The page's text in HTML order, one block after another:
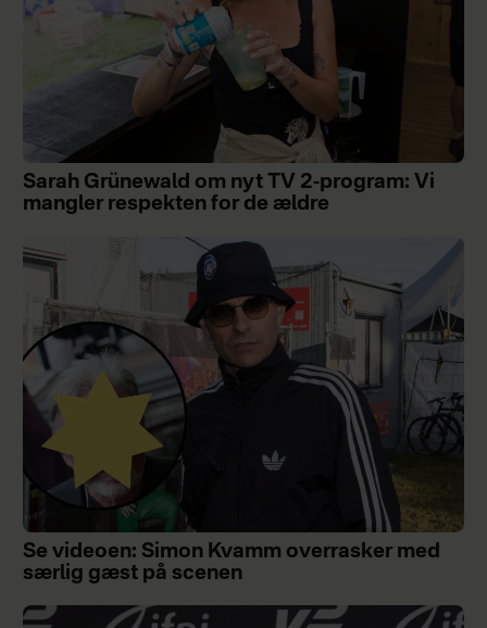
Sarah Grünewald om nyt TV 2-program: Vi
mangler respekten for de ældre
Se videoen: Simon Kvamm overrasker med
særlig gæst på scenen